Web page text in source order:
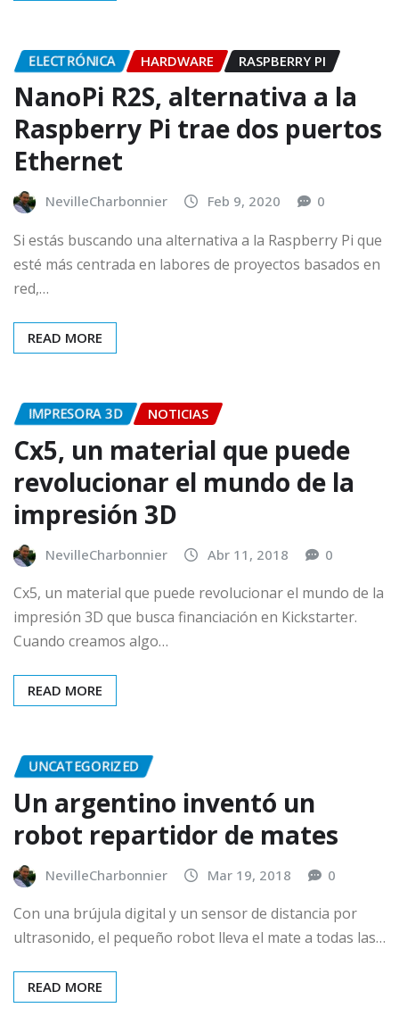
ELECTRÓNICA HARDWARE RASPBERRY PI
NanoPi R2S, alternativa a la
Raspberry Pi trae dos puertos
Ethernet
NevilleCharbonnier Feb 9, 2020 0
Si estás buscando una alternativa a la Raspberry Pi que
esté más centrada en labores de proyectos basados en
red,…
READ MORE
IMPRESORA 3D NOTICIAS
Cx5, un material que puede
revolucionar el mundo de la
impresión 3D
NevilleCharbonnier Abr 11, 2018 0
Cx5, un material que puede revolucionar el mundo de la
impresión 3D que busca financiación en Kickstarter.
Cuando creamos algo…
READ MORE
UNCATEGORIZED
Un argentino inventó un
robot repartidor de mates
NevilleCharbonnier Mar 19, 2018 0
Con una brújula digital y un sensor de distancia por
ultrasonido, el pequeño robot lleva el mate a todas las…
READ MORE